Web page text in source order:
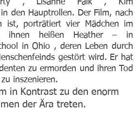
,Lisanne Falk, Kim
den Hauptrollen. Der Film, nach
ist, porträtiert vier Mädchen im
ihnen heißen Heather – in
in Ohio , deren Leben durch
gestört wird. Er hat
zu ermorden und ihren Tod
zu inszenieren.
in Kontrast zu den enorm
der Ära treten.